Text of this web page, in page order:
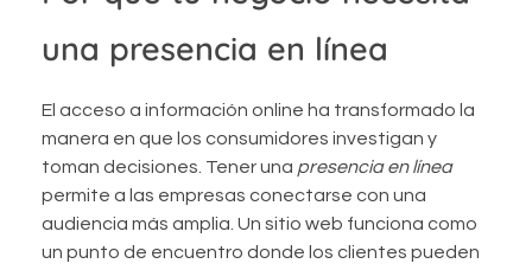
una presencia en línea
El acceso a información online ha transformado la
manera en que los consumidores investigan y
toman decisiones. Tener una presencia en línea
permite a las empresas conectarse con una
audiencia más amplia. Un sitio web funciona como
un punto de encuentro donde los clientes pueden